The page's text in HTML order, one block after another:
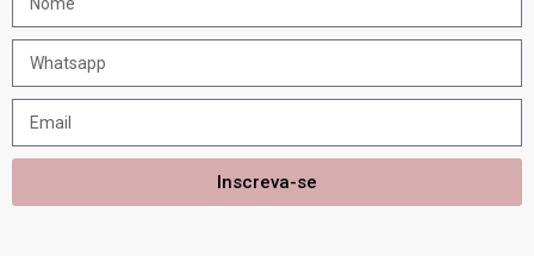
Inscreva-se